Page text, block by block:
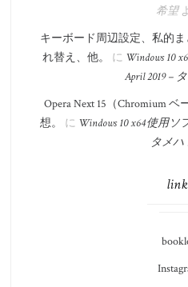
希望
キーボード周辺設定、私的ま
れ替え、他。
に Windows 10
April 2019 –
Opera Next 15（Chromium
想。
に Windows 10 x64 使用
タメハ